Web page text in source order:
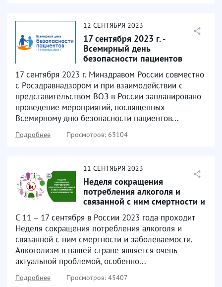
12 СЕНТЯБРЯ 2023
17 сентября 2023 г. -
Всемирный день
безопасности пациентов
17 сентября 2023 г. Минздравом России совместно
с Росздравнадзором и при взаимодействии с
представительством ВОЗ в России запланировано
проведение мероприятий, посвященных
Всемирному дню безопасности пациентов...
Подробнее Просмотров: 63104
11 СЕНТЯБРЯ 2023
Неделя сокращения
потребления алкоголя и
связанной с ним смертности и
С 11 – 17 сентября в России 2023 года проходит
Неделя сокращения потребления алкоголя и
связанной с ним смертности и заболеваемости.
Алкоголизм в нашей стране является очень
актуальной проблемой, особенно...
Подробнее Просмотров: 45407